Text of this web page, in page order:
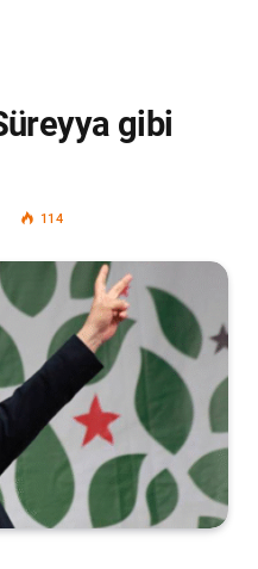
gibi
114